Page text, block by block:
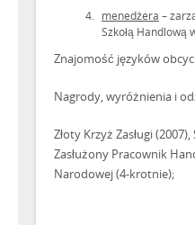
menedżera –
Szkołą Handlową
Znajomość języków
Nagrody, wyróżnienia i
Złoty Krzyż Zasługi
Zasłużony Pracownik
Narodowej (4-krotnie);